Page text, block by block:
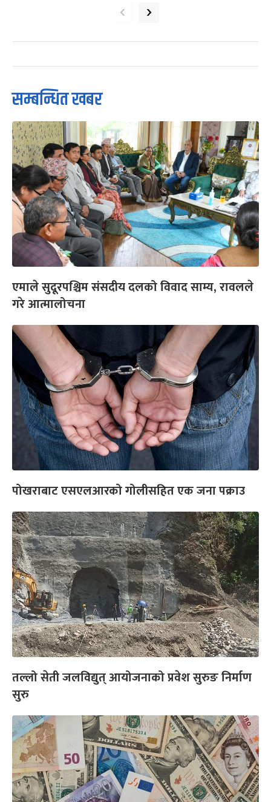
‹ ›
सम्बन्धित खबर
एमाले सुदूरपश्चिम संसदीय दलको विवाद साम्य, रावलले
गरे आत्मालोचना
पोखराबाट एसएलआरको गोलीसहित एक जना पक्राउ
तल्लो सेती जलविद्युत् आयोजनाको प्रवेश सुरुङ निर्माण
सुरु